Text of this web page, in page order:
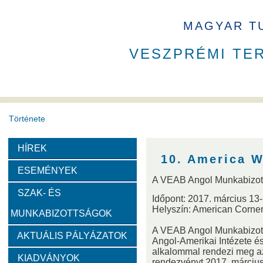
MAGYAR
VESZPRÉMI
Története
A VEAB története
Díjak
Emlékérem Év Kutatója VEAB Kiemelkedő Ifjú
Szervezeti felépítése
HÍREK
ESEMÉNYEK
SZAK- ÉS
MUNKABIZOTTSÁGOK
AKTUÁLIS PÁLYÁZATOK
KIADVÁNYOK
10. America
A VEAB Angol
Időpont: 2017. március
Helyszín: American
A VEAB Angol
Angol-Amerikai Intézete
alkalommal rendezi meg